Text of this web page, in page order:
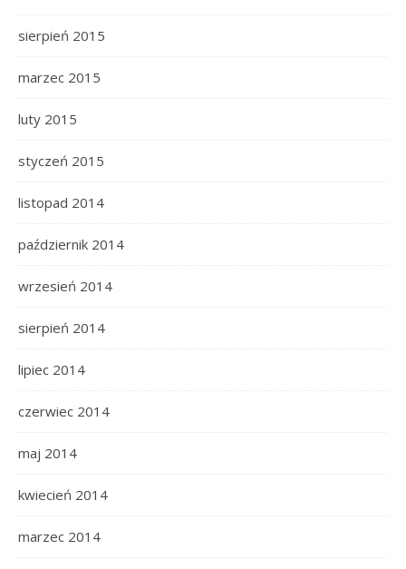
sierpień 2015
marzec 2015
luty 2015
styczeń 2015
listopad 2014
październik 2014
wrzesień 2014
sierpień 2014
lipiec 2014
czerwiec 2014
maj 2014
kwiecień 2014
marzec 2014